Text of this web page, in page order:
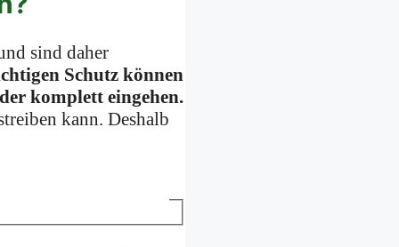
sind daher
Schutz können
komplett eingehen.
kann. Deshalb